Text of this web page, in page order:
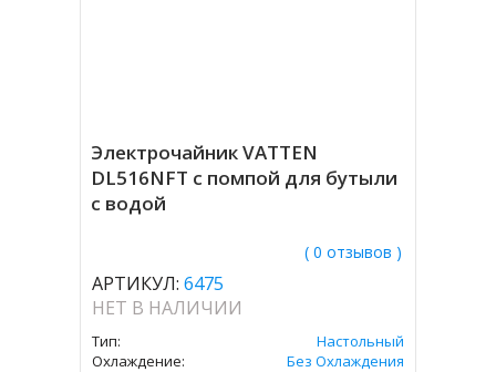
Электрочайник VATTEN
DL516NFT с помпой для бутыли
с водой
( 0 отзывов )
АРТИКУЛ: 6475
НЕТ В НАЛИЧИИ
Тип:
Настольный
Охлаждение:
Без Охлаждения